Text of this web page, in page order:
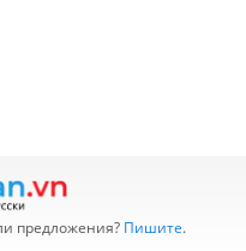
предложения? Пишите.